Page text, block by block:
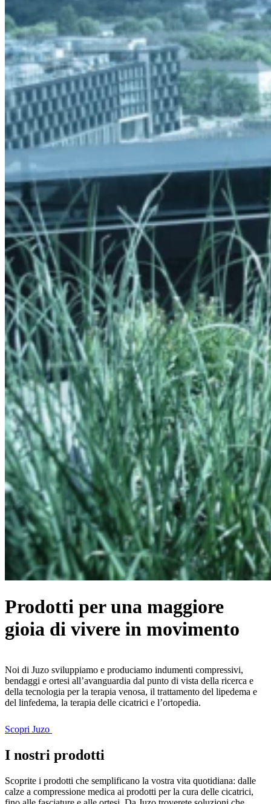
Prodotti per una maggiore
gioia di vivere in movimento
Noi di Juzo sviluppiamo e produciamo indumenti compressivi,
bendaggi e ortesi all’avanguardia dal punto di vista della ricerca e
della tecnologia per la terapia venosa, il trattamento del lipedema e
del linfedema, la terapia delle cicatrici e l’ortopedia.
Scopri Juzo
I nostri prodotti
Scoprite i prodotti che semplificano la vostra vita quotidiana: dalle
calze a compressione medica ai prodotti per la cura delle cicatrici,